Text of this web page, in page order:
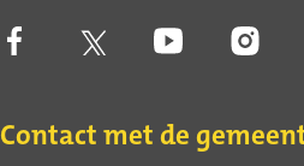
Contact met de